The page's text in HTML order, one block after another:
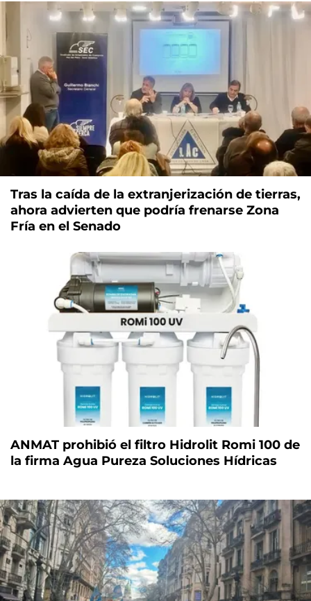
Tras la caída de la extranjerización de tierras,
ahora advierten que podría frenarse Zona
Fría en el Senado
ANMAT prohibió el filtro Hidrolit Romi 100 de
la firma Agua Pureza Soluciones Hídricas